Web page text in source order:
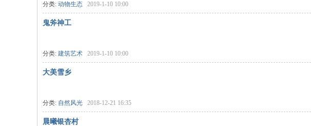
游
影
网
分类: 动物生态 2019-1-10 10:00
鬼斧神工
分类: 建筑艺术 2019-1-10 10:00
大美雪乡
分类: 自然风光 2018-12-21 16:35
晨曦银杏村